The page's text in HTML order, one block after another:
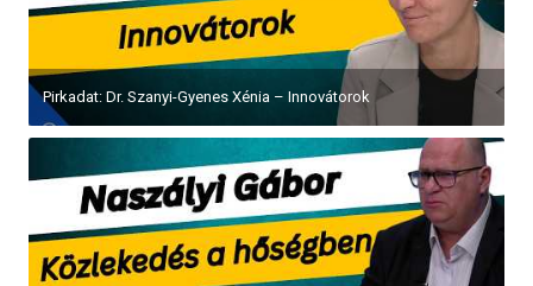
Pirkadat: Dr. Szanyi-Gyenes Xénia – Innovátorok